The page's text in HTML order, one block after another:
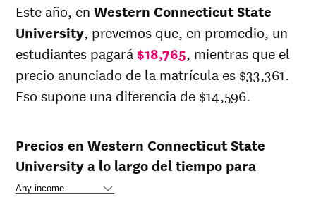
Este año, enWestern Connecticut State
University, prevemos que, en promedio, un
estudiantes pagará $18,765, mientras que el
precio anunciado de la matrícula es $33,361.
Eso supone una diferencia de $14,596.
Precios en Western Connecticut State
University a lo largo del tiempo para